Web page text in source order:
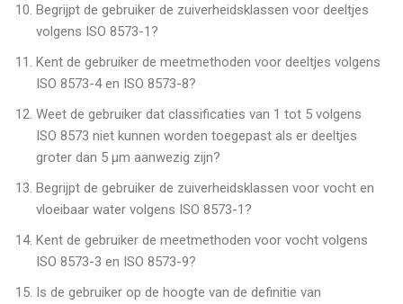
Begrijpt de gebruiker de zuiverheidsklassen voor deeltjes
volgens ISO 8573-1?
Kent de gebruiker de meetmethoden voor deeltjes volgens
ISO 8573-4 en ISO 8573-8?
Weet de gebruiker dat classificaties van 1 tot 5 volgens
ISO 8573 niet kunnen worden toegepast als er deeltjes
groter dan 5 μm aanwezig zijn?
Begrijpt de gebruiker de zuiverheidsklassen voor vocht en
vloeibaar water volgens ISO 8573-1?
Kent de gebruiker de meetmethoden voor vocht volgens
ISO 8573-3 en ISO 8573-9?
Is de gebruiker op de hoogte van de definitie van